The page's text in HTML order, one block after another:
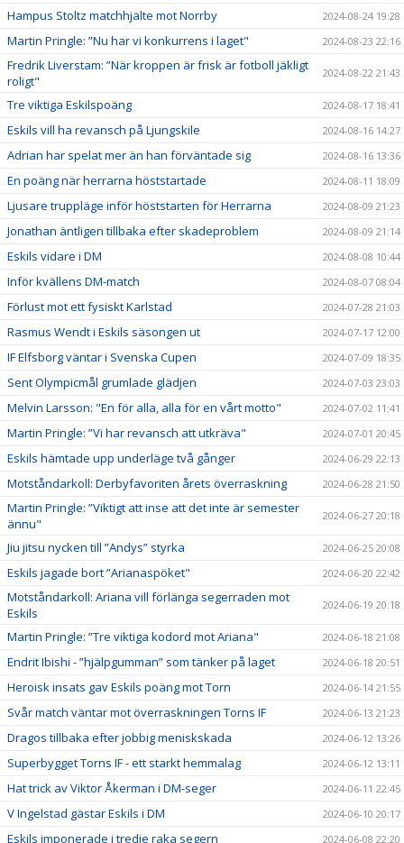
Hampus Stoltz matchhjälte mot Norrby 2024-08-24 19:28
Martin Pringle: ”Nu har vi konkurrens i laget" 2024-08-23 22:16
Fredrik Liverstam: ”När kroppen är frisk är fotboll jäkligt
roligt"
2024-08-22 21:43
Tre viktiga Eskilspoäng 2024-08-17 18:41
Eskils vill ha revansch på Ljungskile 2024-08-16 14:27
Adrian har spelat mer än han förväntade sig 2024-08-16 13:36
En poäng när herrarna höststartade 2024-08-11 18:09
Ljusare truppläge inför höststarten för Herrarna 2024-08-09 21:23
Jonathan äntligen tillbaka efter skadeproblem 2024-08-09 21:14
Eskils vidare i DM 2024-08-08 10:44
Inför kvällens DM-match 2024-08-07 08:04
Förlust mot ett fysiskt Karlstad 2024-07-28 21:03
Rasmus Wendt i Eskils säsongen ut 2024-07-17 12:00
IF Elfsborg väntar i Svenska Cupen 2024-07-09 18:35
Sent Olympicmål grumlade glädjen 2024-07-03 23:03
Melvin Larsson: "En för alla, alla för en vårt motto" 2024-07-02 11:41
Martin Pringle: ”Vi har revansch att utkräva" 2024-07-01 20:45
Eskils hämtade upp underläge två gånger 2024-06-29 22:13
Motståndarkoll: Derbyfavoriten årets överraskning 2024-06-28 21:50
Martin Pringle: ”Viktigt att inse att det inte är semester
ännu"
2024-06-27 20:18
Jiu jitsu nycken till ”Andys” styrka 2024-06-25 20:08
Eskils jagade bort ”Arianaspöket" 2024-06-20 22:42
Motståndarkoll: Ariana vill förlänga segerraden mot
Eskils
2024-06-19 20:18
Martin Pringle: ”Tre viktiga kodord mot Ariana" 2024-06-18 21:08
Endrit Ibishi - ”hjälpgumman” som tänker på laget 2024-06-18 20:51
Heroisk insats gav Eskils poäng mot Torn 2024-06-14 21:55
Svår match väntar mot överraskningen Torns IF 2024-06-13 21:23
Dragos tillbaka efter jobbig meniskskada 2024-06-12 13:26
Superbygget Torns IF - ett starkt hemmalag 2024-06-12 13:11
Hat trick av Viktor Åkerman i DM-seger 2024-06-11 22:45
V Ingelstad gästar Eskils i DM 2024-06-10 20:17
Eskils imponerade i tredje raka segern 2024-06-08 22:20